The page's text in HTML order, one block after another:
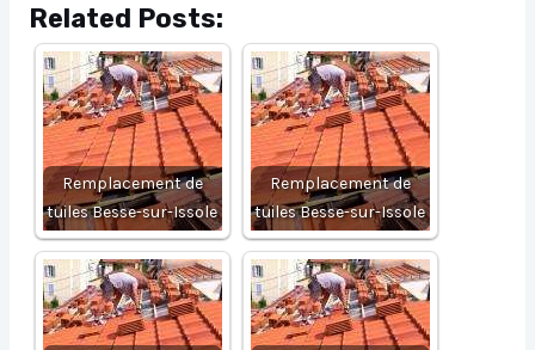
Related Posts:
Remplacement de
tuiles Besse-sur-Issole
Remplacement de
tuiles Besse-sur-Issole